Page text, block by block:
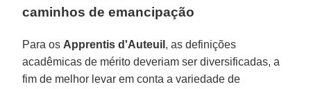
caminhos de emancipação
Para os Apprentis d'Auteuil , as definições
acadêmicas de mérito deveriam ser diversificadas, a
fim de melhor levar em conta a variedade de